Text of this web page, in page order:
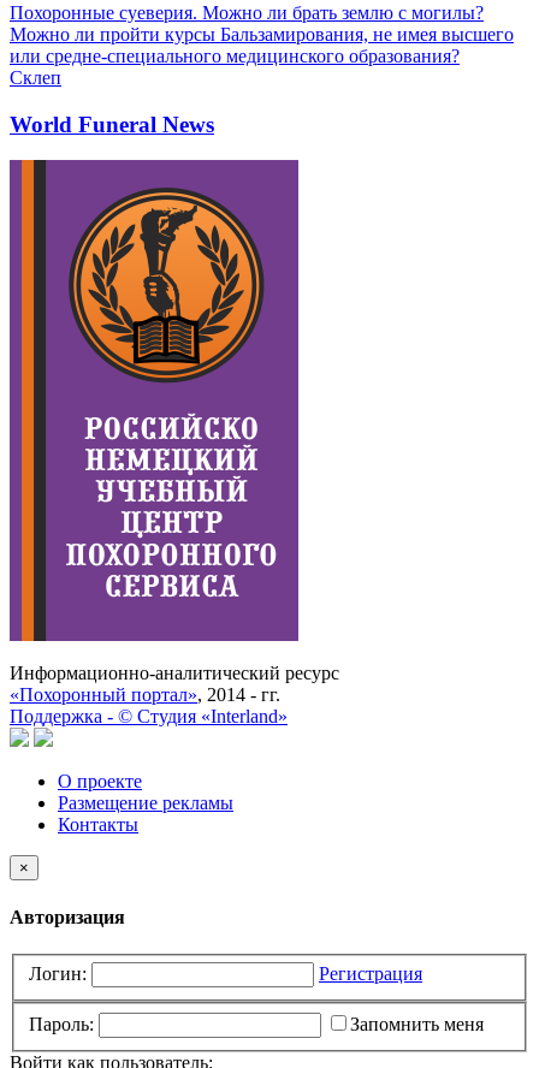
Похоронные суеверия. Можно ли брать землю с могилы?
Можно ли пройти курсы Бальзамирования, не имея высшего
или средне-специального медицинского образования?
Склеп
World Funeral News
Информационно-аналитический ресурс
«Похоронный портал», 2014 - гг.
Поддержка - © Cтудия «Interland»
О проекте
Размещение рекламы
Контакты
×
Авторизация
Логин: Регистрация
Пароль:
Запомнить меня
Войти как пользователь: